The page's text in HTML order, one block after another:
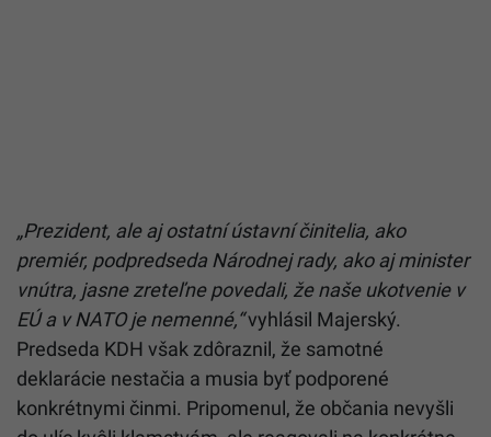
„Prezident, ale aj ostatní ústavní činitelia, ako
premiér, podpredseda Národnej rady, ako aj minister
vnútra, jasne zreteľne povedali, že naše ukotvenie v
EÚ a v NATO je nemenné,“vyhlásil Majerský.
Predseda KDH však zdôraznil, že samotné
deklarácie nestačia a musia byť podporené
konkrétnymi činmi. Pripomenul, že občania nevyšli